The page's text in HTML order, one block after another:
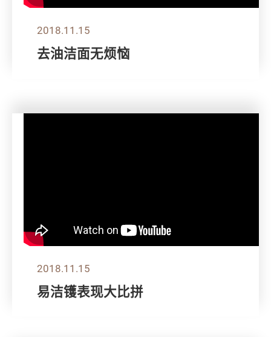
2018.11.15
去油洁面无烦恼
2018.11.15
易洁镬表现大比拼